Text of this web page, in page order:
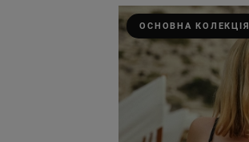
ОСНОВНА КОЛЕКЦІЯ